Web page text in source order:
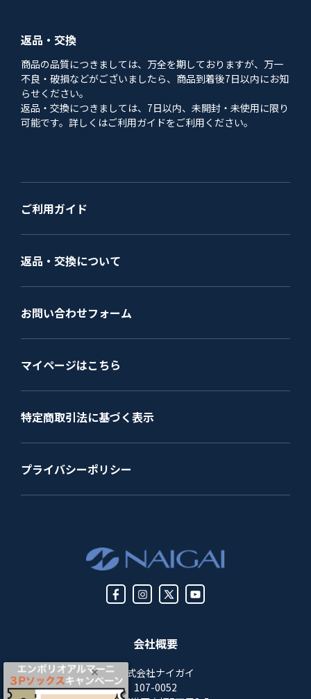
会社概要
株式会社ナイガイ
107-0052
返品・交換
商品の品質につきましては、万全を期しておりますが、万一
不良・破損などがございましたら、商品到着後7日以内にお知
らせください。
返品・交換につきましては、7日以内、未開封・未使用に限り
可能です。詳しくはご利用ガイドをご利用ください。
ご利用ガイド
返品・交換について
お問い合わせフォーム
マイページはこちら
特定商取引法に基づく表示
プライバシーポリシー